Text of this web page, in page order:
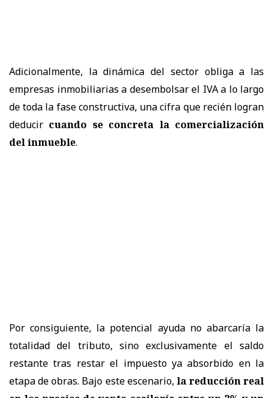
Adicionalmente, la dinámica del sector obliga a las
empresas inmobiliarias a desembolsar el IVA a lo largo
de toda la fase constructiva, una cifra que recién logran
deducir cuando se concreta la comercialización
del inmueble.
Por consiguiente, la potencial ayuda no abarcaría la
totalidad del tributo, sino exclusivamente el saldo
restante tras restar el impuesto ya absorbido en la
etapa de obras. Bajo este escenario, la reducción real